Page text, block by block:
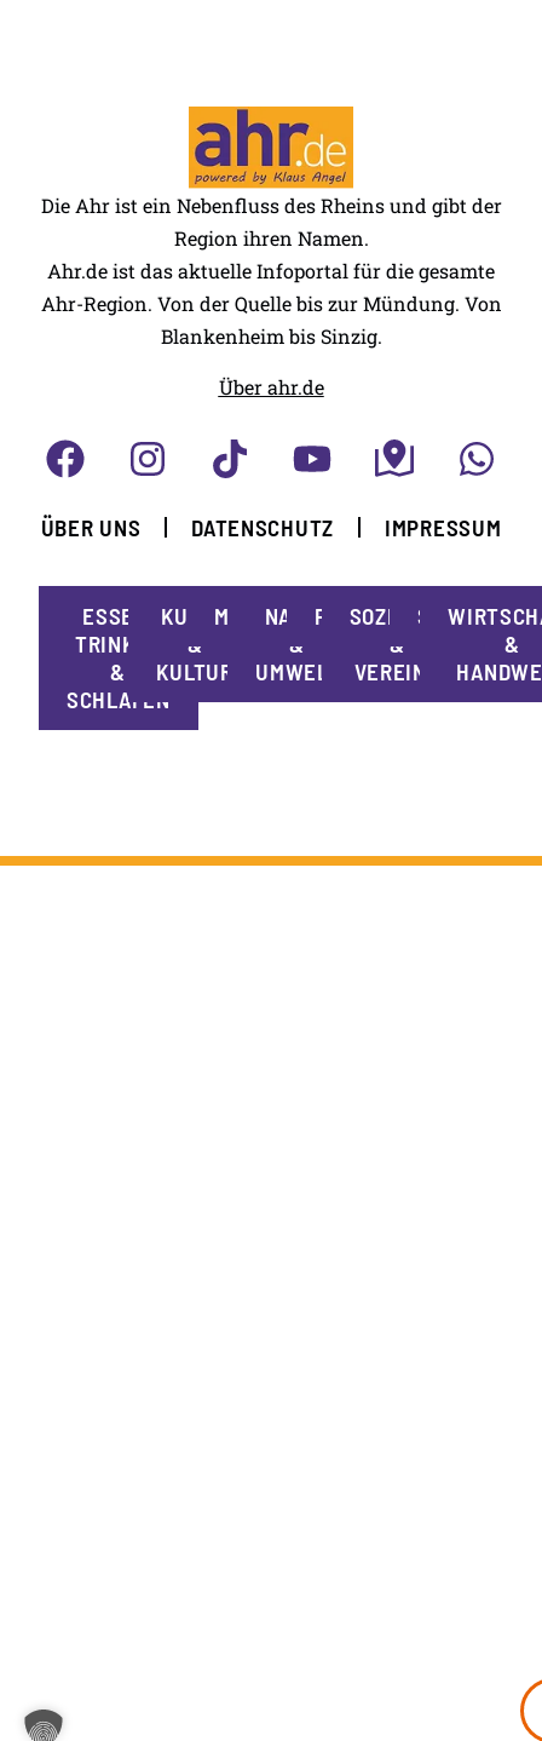
Die Ahr ist ein Nebenfluss des Rheins und gibt der
Region ihren Namen.
Ahr.de ist das aktuelle Infoportal für die gesamte
Ahr-Region. Von der Quelle bis zur Mündung. Von
Blankenheim bis Sinzig.
Über ahr.de
ÜBER UNS DATENSCHUTZ IMPRESSUM
ESSEN,
TRINKEN
&
SCHLAFEN
KUNST
&
KULTUR
MOBILITÄT
NATUR
&
UMWELT
POLITIK
SOZIALES
&
VEREINE
SPORT
&